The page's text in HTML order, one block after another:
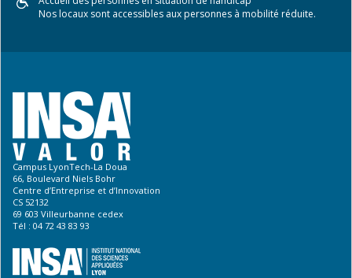
Nos locaux sont accessibles aux personnes à mobilité réduite.
Campus LyonTech-La Doua
66, Boulevard Niels Bohr
Centre d’Entreprise et d’Innovation
CS 52132
69 603 Villeurbanne cedex
Tél : 04 72 43 83 93